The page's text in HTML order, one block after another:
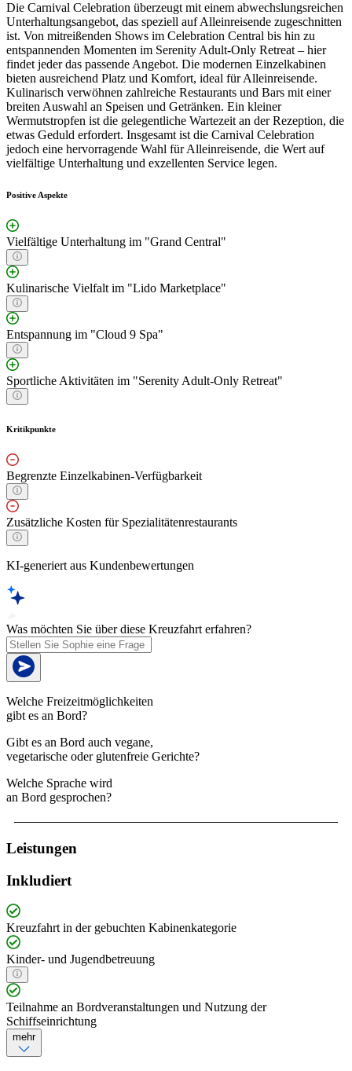
Die Carnival Celebration überzeugt mit einem abwechslungsreichen
Unterhaltungsangebot, das speziell auf Alleinreisende zugeschnitten
ist. Von mitreißenden Shows im Celebration Central bis hin zu
entspannenden Momenten im Serenity Adult-Only Retreat – hier
findet jeder das passende Angebot. Die modernen Einzelkabinen
bieten ausreichend Platz und Komfort, ideal für Alleinreisende.
Kulinarisch verwöhnen zahlreiche Restaurants und Bars mit einer
breiten Auswahl an Speisen und Getränken. Ein kleiner
Wermutstropfen ist die gelegentliche Wartezeit an der Rezeption, die
etwas Geduld erfordert. Insgesamt ist die Carnival Celebration
jedoch eine hervorragende Wahl für Alleinreisende, die Wert auf
vielfältige Unterhaltung und exzellenten Service legen.
Positive Aspekte
Vielfältige Unterhaltung im "Grand Central"
Kulinarische Vielfalt im "Lido Marketplace"
Entspannung im "Cloud 9 Spa"
Sportliche Aktivitäten im "Serenity Adult-Only Retreat"
Kritikpunkte
Begrenzte Einzelkabinen-Verfügbarkeit
Zusätzliche Kosten für Spezialitätenrestaurants
KI-generiert aus Kundenbewertungen
Was möchten Sie über diese Kreuzfahrt erfahren?
Welche Freizeitmöglichkeiten
gibt es an Bord?
Gibt es an Bord auch vegane,
vegetarische oder glutenfreie Gerichte?
Welche Sprache wird
an Bord gesprochen?
Leistungen
Inkludiert
Kreuzfahrt in der gebuchten Kabinenkategorie
Kinder- und Jugendbetreuung
Teilnahme an Bordveranstaltungen und Nutzung der
Schiffseinrichtung
mehr